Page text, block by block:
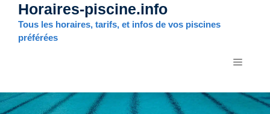
Aller
contenu
Horaires-piscine.info
Tous les horaires, tarifs, et infos de vos piscines
préférées
MENU